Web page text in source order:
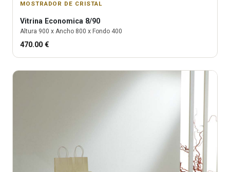
MOSTRADOR DE CRISTAL
Vitrina Economica 8/90
Altura 900 x Ancho 800 x Fondo 400
470.00 €